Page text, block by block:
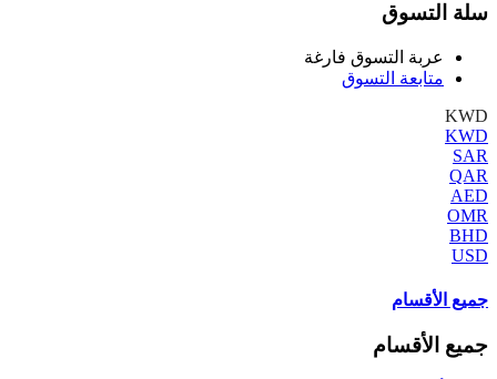
سلة التسوق
عربة التسوق فارغة
متابعة التسوق
KWD
KWD
SAR
QAR
AED
OMR
BHD
USD
جميع الأقسام
جميع الأقسام